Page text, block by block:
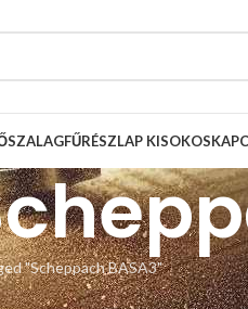
SZALAGFŰRÉSZLAP KISOKOS
"Scheppach BASA3"